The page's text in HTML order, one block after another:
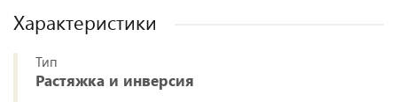
Характеристики
Тип
Растяжка и инверсия